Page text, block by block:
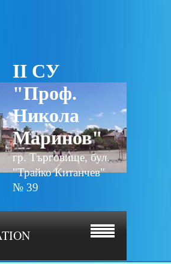
II СУ
"Проф.
Никола
Маринов"
гр. Търговище, бул.
"Трайко Китанчев"
№ 39